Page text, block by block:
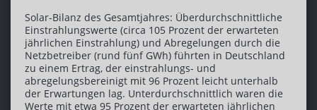
Solar-Bilanz des Gesamtjahres: Überdurchschnittliche
Einstrahlungswerte (circa 105 Prozent der erwarteten
jährlichen Einstrahlung) und Abregelungen durch die
Netzbetreiber (rund fünf GWh) führten in Deutschland
zu einem Ertrag, der einstrahlungs- und
abregelungsbereinigt mit 96 Prozent leicht unterhalb
der Erwartungen lag. Unterdurchschnittlich waren die
Werte mit etwa 95 Prozent der erwarteten jährlichen